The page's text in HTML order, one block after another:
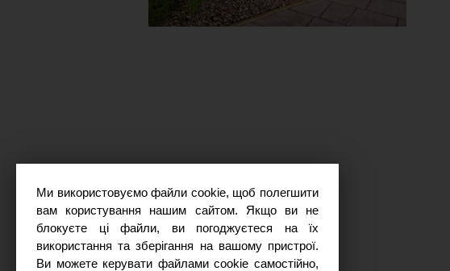
Ми використовуємо файли cookie, щоб полегшити
вам користування нашим сайтом. Якщо ви не
блокуєте ці файли, ви погоджуєтеся на їх
використання та зберігання на вашому пристрої.
Ви можете керувати файлами cookie самостійно,